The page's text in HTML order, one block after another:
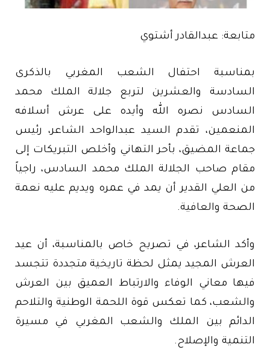
متابعة: عبدالقادر أشتوي
بمناسبة احتفال الشعب المغربي بالذكرى
السادسة والعشرين لتربع جلالة الملك محمد
السادس نصره الله وأيده على عرش أسلافه
المنعمين، تقدم السيد عبدالواحد الشاعر، رئيس
جماعة المضيق، بأحر التهاني وأخلص التبريكات إلى
مقام صاحب الجلالة الملك محمد السادس، راجياً
من العلي القدير أن يمد في عمره ويديم عليه نعمة
الصحة والعافية.
وأكد الشاعر، في تصريح خاص بالمناسبة، أن عيد
العرش المجيد يمثل لحظة تاريخية متجددة تتجسد
فيها معاني الوفاء والارتباط العميق بين العرش
والشعب، كما تعكس قوة اللحمة الوطنية والتلاحم
الدائم بين الملك والشعب المغربي في مسيرة
التنمية والإصلاح.